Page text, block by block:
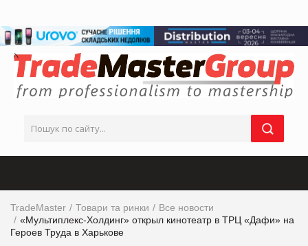
TradeMaster Товари та ринки
Все новости
«Мультиплекс-Холдинг» открыл кинотеатр в ТРЦ «Дафи» на
Героев Труда в Харькове